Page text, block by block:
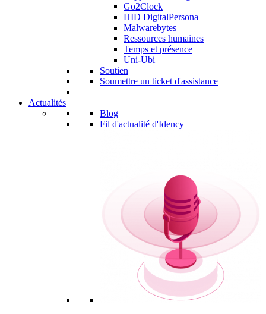
Go2Clock
HID DigitalPersona
Malwarebytes
Ressources humaines
Temps et présence
Uni-Ubi
Soutien
Soumettre un ticket d'assistance
Actualités
Blog
Fil d'actualité d'Idency